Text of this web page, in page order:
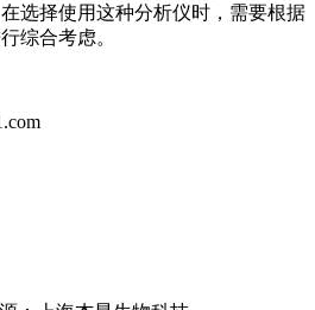
选择使用这种分析仪时，需要根据
综合考虑。